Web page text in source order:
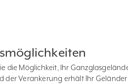
die Möglichkeit, Ihr
der Verankerung erhält Ihr